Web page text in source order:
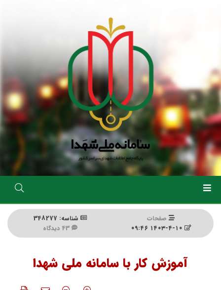
صفحات
شناسه: 348277
۱۴۰۳-۴-۱۰ ۰۹:۴۶
آموزش کار با سامانه ملی شهدا